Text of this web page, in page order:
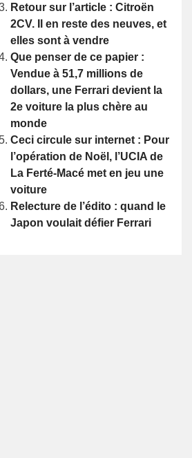
Retour sur l’article : Citroën
2CV. Il en reste des neuves, et
elles sont à vendre
Que penser de ce papier :
Vendue à 51,7 millions de
dollars, une Ferrari devient la
2e voiture la plus chère au
monde
Ceci circule sur internet : Pour
l’opération de Noël, l’UCIA de
La Ferté-Macé met en jeu une
voiture
Relecture de l’édito : quand le
Japon voulait défier Ferrari